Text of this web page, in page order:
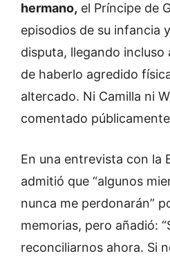
hermano, el Príncipe de
episodios de su infancia
disputa, llegando incluso
de haberlo agredido
altercado. Ni Camilla ni
comentado
En una entrevista con la
admitió que “algunos
nunca me perdonarán”
memorias, pero añadió:
reconciliarnos ahora. Si